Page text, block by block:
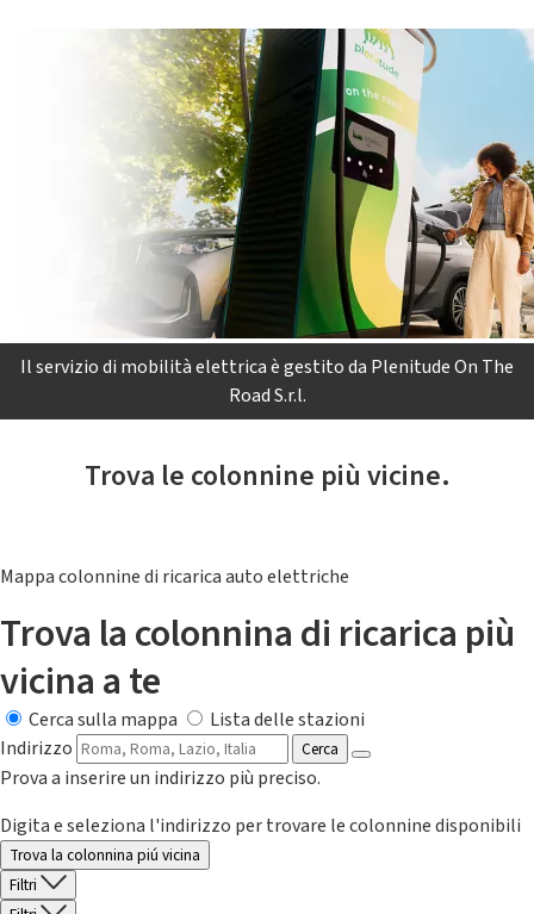
Il servizio di mobilità elettrica è gestito da Plenitude On The
Road S.r.l.
Trova le colonnine più vicine.
Mappa colonnine di ricarica auto elettriche
Trova la colonnina di ricarica più
vicina a te
Cerca sulla mappa
Lista delle stazioni
Indirizzo
Cerca
Prova a inserire un indirizzo più preciso.
Digita e seleziona l'indirizzo per trovare le colonnine disponibili
Trova la colonnina piú vicina
Filtri